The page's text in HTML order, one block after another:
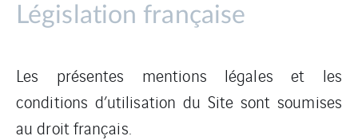
Législation française
Les présentes mentions légales et les
conditions d’utilisation du Site sont soumises
au droit français.